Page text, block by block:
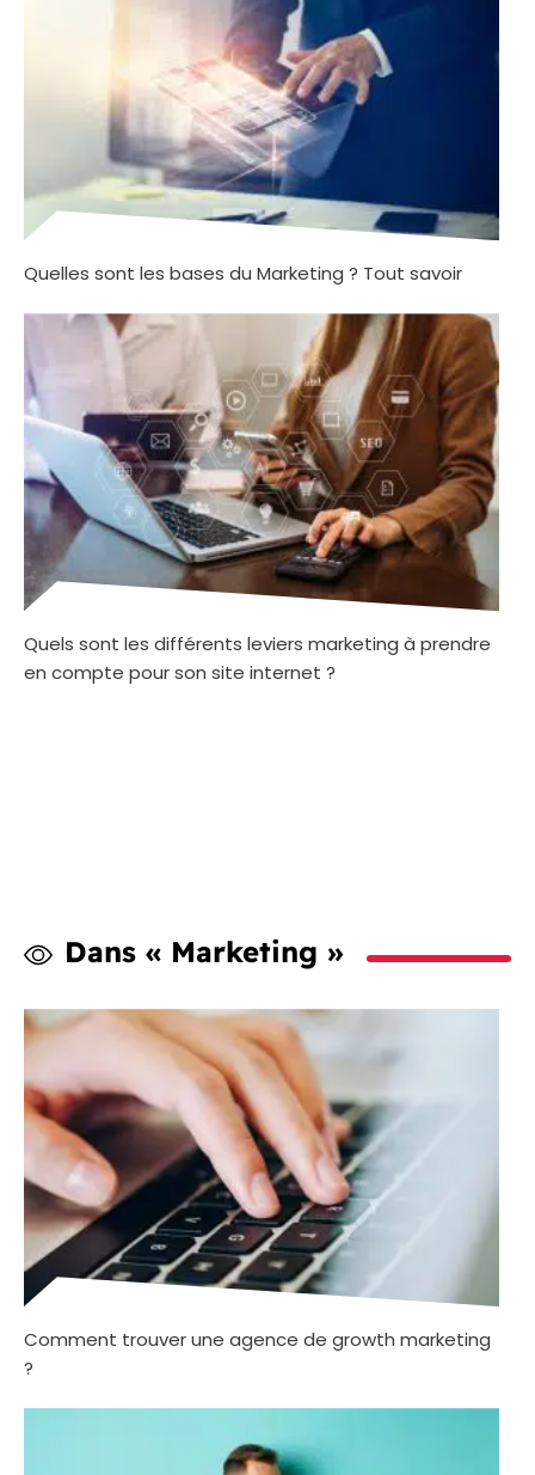
Quelles sont les bases du Marketing ? Tout savoir
Quels sont les différents leviers marketing à prendre
en compte pour son site internet ?
Dans « Marketing »
Comment trouver une agence de growth marketing
?